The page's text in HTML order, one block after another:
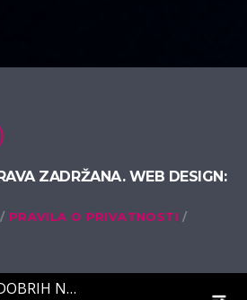
ZADRŽANA. WEB DESIGN:
PRAVILA O PRIVATNOSTI
NOTA]